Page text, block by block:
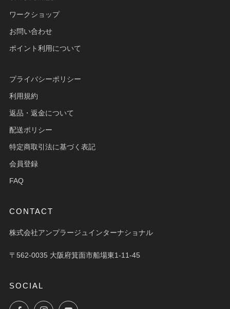
ワークショップ
お問い合わせ
ポイント利用について
プライバシーポリシー
利用規約
返品・返金について
配送ポリシー
特定商取引法に基づく表記
会員登録
FAQ
CONTACT
株式会社アンプラージュインターナショナル
〒562-0035 大阪府箕面市船場東1-11-45
SOCIAL